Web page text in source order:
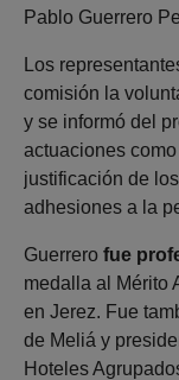
Pablo Guerrero
Los
comisión la
y se informó del
actuaciones
justificación de
adhesiones a la
Guerrero fue
medalla al Mérito
en Jerez. Fue
de Meliá y
Hoteles